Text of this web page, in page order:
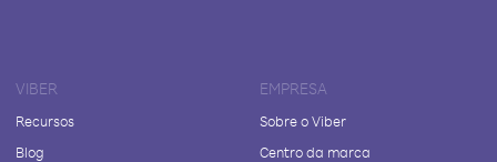
VIBER
Recursos
Blog
EMPRESA
Sobre o Viber
Centro da marca